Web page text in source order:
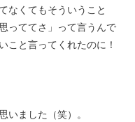
なくてもそういうこと
っててさ」って言うんで
こと言ってくれたのに！
いました（笑）。